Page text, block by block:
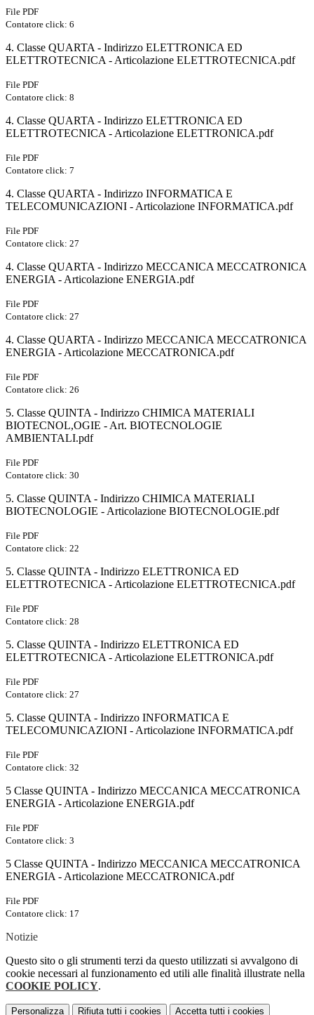
File PDF
Contatore click: 6
4. Classe QUARTA - Indirizzo ELETTRONICA ED
ELETTROTECNICA - Articolazione ELETTROTECNICA.pdf
File PDF
Contatore click: 8
4. Classe QUARTA - Indirizzo ELETTRONICA ED
ELETTROTECNICA - Articolazione ELETTRONICA.pdf
File PDF
Contatore click: 7
4. Classe QUARTA - Indirizzo INFORMATICA E
TELECOMUNICAZIONI - Articolazione INFORMATICA.pdf
File PDF
Contatore click: 27
4. Classe QUARTA - Indirizzo MECCANICA MECCATRONICA
ENERGIA - Articolazione ENERGIA.pdf
File PDF
Contatore click: 27
4. Classe QUARTA - Indirizzo MECCANICA MECCATRONICA
ENERGIA - Articolazione MECCATRONICA.pdf
File PDF
Contatore click: 26
5. Classe QUINTA - Indirizzo CHIMICA MATERIALI
BIOTECNOL,OGIE - Art. BIOTECNOLOGIE
AMBIENTALI.pdf
File PDF
Contatore click: 30
5. Classe QUINTA - Indirizzo CHIMICA MATERIALI
BIOTECNOLOGIE - Articolazione BIOTECNOLOGIE.pdf
File PDF
Contatore click: 22
5. Classe QUINTA - Indirizzo ELETTRONICA ED
ELETTROTECNICA - Articolazione ELETTROTECNICA.pdf
File PDF
Contatore click: 28
5. Classe QUINTA - Indirizzo ELETTRONICA ED
ELETTROTECNICA - Articolazione ELETTRONICA.pdf
File PDF
Contatore click: 27
5. Classe QUINTA - Indirizzo INFORMATICA E
TELECOMUNICAZIONI - Articolazione INFORMATICA.pdf
File PDF
Contatore click: 32
5 Classe QUINTA - Indirizzo MECCANICA MECCATRONICA
ENERGIA - Articolazione ENERGIA.pdf
File PDF
Contatore click: 3
5 Classe QUINTA - Indirizzo MECCANICA MECCATRONICA
ENERGIA - Articolazione MECCATRONICA.pdf
File PDF
Contatore click: 17
Notizie
Questo sito o gli strumenti terzi da questo utilizzati si avvalgono di
cookie necessari al funzionamento ed utili alle finalità illustrate nella
COOKIE POLICY.
Personalizza Rifiuta tutti i cookies Accetta tutti i cookies